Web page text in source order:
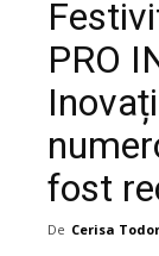
PRO
fost
De Cerisa